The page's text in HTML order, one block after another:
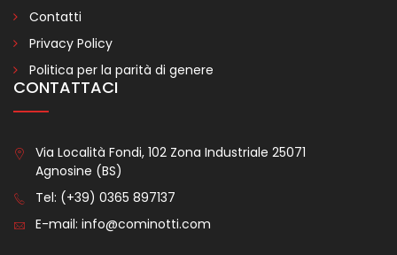
Contatti
Privacy Policy
Politica per la parità di genere
CONTATTACI
Via Località Fondi, 102 Zona Industriale 25071
Agnosine (BS)
Tel: (+39) 0365 897137
E-mail: info@cominotti.com